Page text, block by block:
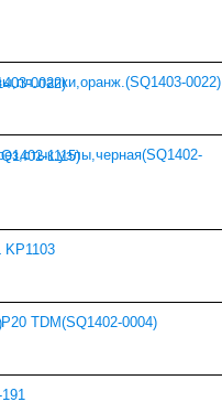
0022)
KP1103
TDM(SQ1402-0004)